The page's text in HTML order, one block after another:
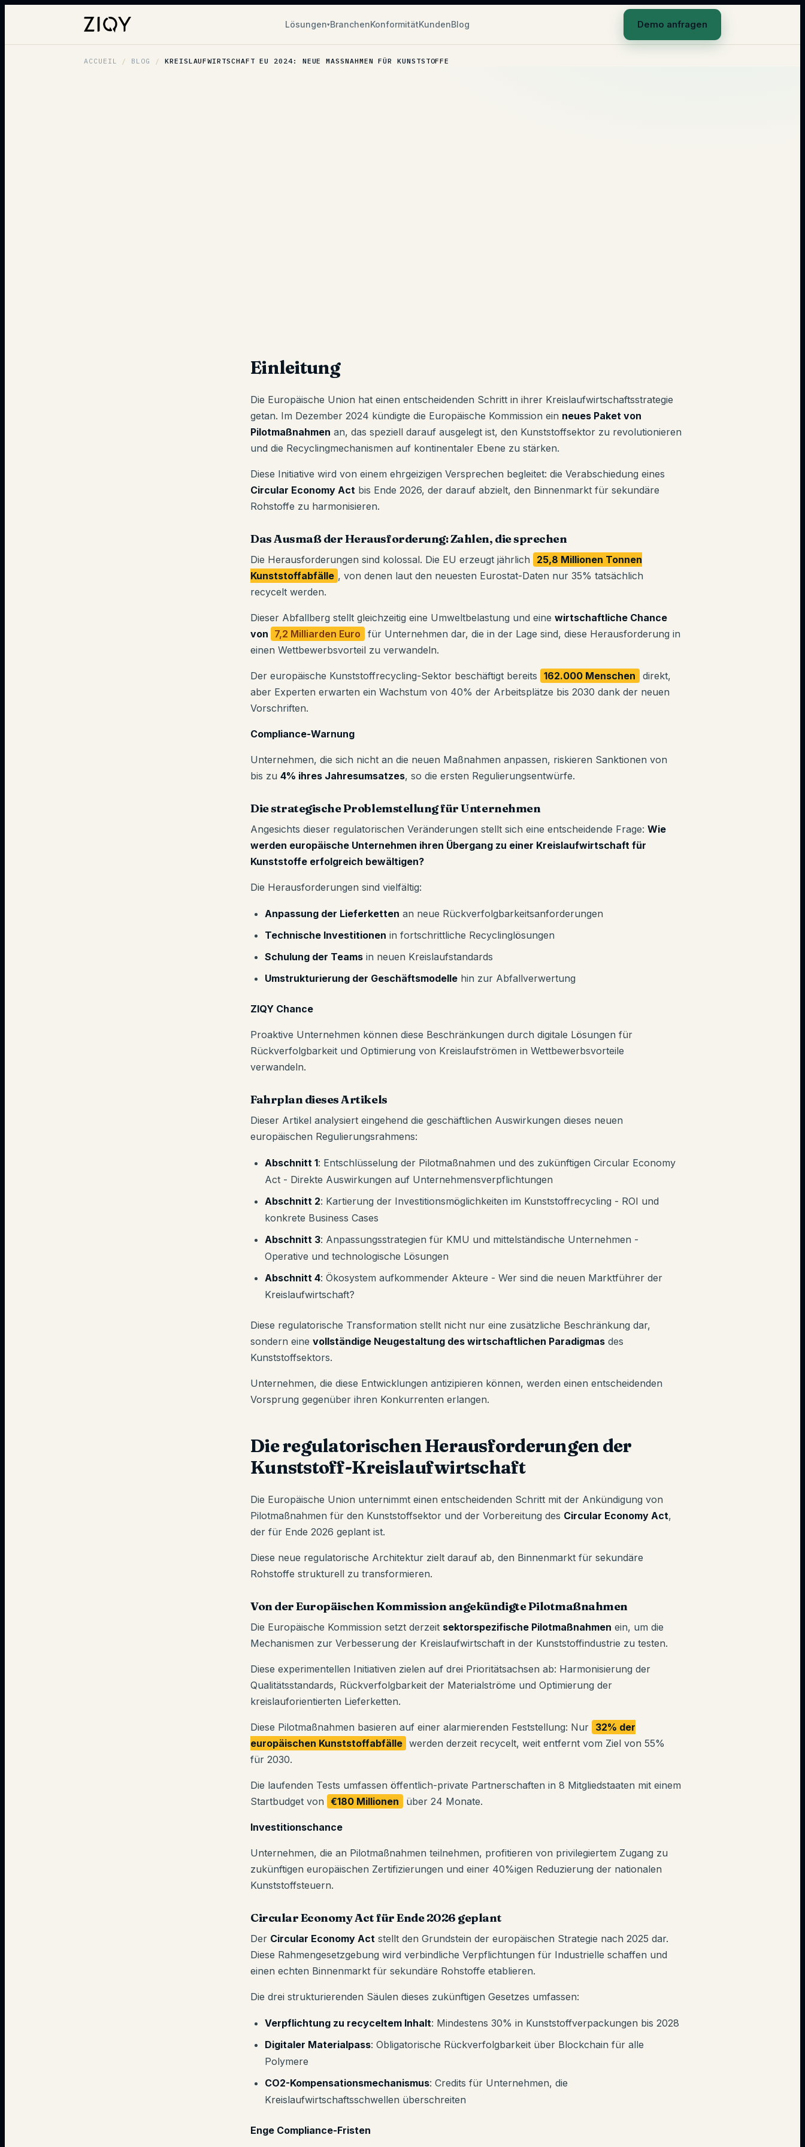
Lösungen▾BranchenKonformitätKundenBlog Demo anfragen
ACCUEIL / BLOG / KREISLAUFWIRTSCHAFT EU 2024: NEUE MASSNAHMEN FÜR KUNSTSTOFFE
Einleitung
Die Europäische Union hat einen entscheidenden Schritt in ihrer Kreislaufwirtschaftsstrategie
getan. Im Dezember 2024 kündigte die Europäische Kommission ein neues Paket von
Pilotmaßnahmen an, das speziell darauf ausgelegt ist, den Kunststoffsektor zu revolutionieren
und die Recyclingmechanismen auf kontinentaler Ebene zu stärken.
Diese Initiative wird von einem ehrgeizigen Versprechen begleitet: die Verabschiedung eines
Circular Economy Act bis Ende 2026, der darauf abzielt, den Binnenmarkt für sekundäre
Rohstoffe zu harmonisieren.
Das Ausmaß der Herausforderung: Zahlen, die sprechen
Die Herausforderungen sind kolossal. Die EU erzeugt jährlich
25,8 Millionen Tonnen
Kunststoffabfälle , von denen laut den neuesten Eurostat-Daten nur 35% tatsächlich
recycelt werden.
Dieser Abfallberg stellt gleichzeitig eine Umweltbelastung und eine wirtschaftliche Chance
von 7,2 Milliarden Euro
für Unternehmen dar, die in der Lage sind, diese Herausforderung in
einen Wettbewerbsvorteil zu verwandeln.
Der europäische Kunststoffrecycling-Sektor beschäftigt bereits 162.000 Menschen
direkt,
aber Experten erwarten ein Wachstum von 40% der Arbeitsplätze bis 2030 dank der neuen
Vorschriften.
Compliance-Warnung
Unternehmen, die sich nicht an die neuen Maßnahmen anpassen, riskieren Sanktionen von
bis zu 4% ihres Jahresumsatzes, so die ersten Regulierungsentwürfe.
Die strategische Problemstellung für Unternehmen
Angesichts dieser regulatorischen Veränderungen stellt sich eine entscheidende Frage: Wie
werden europäische Unternehmen ihren Übergang zu einer Kreislaufwirtschaft für
Kunststoffe erfolgreich bewältigen?
Die Herausforderungen sind vielfältig:
Anpassung der Lieferketten an neue Rückverfolgbarkeitsanforderungen
Technische Investitionen in fortschrittliche Recyclinglösungen
Schulung der Teams in neuen Kreislaufstandards
Umstrukturierung der Geschäftsmodelle hin zur Abfallverwertung
ZIQY Chance
Proaktive Unternehmen können diese Beschränkungen durch digitale Lösungen für
Rückverfolgbarkeit und Optimierung von Kreislaufströmen in Wettbewerbsvorteile
verwandeln.
Fahrplan dieses Artikels
Dieser Artikel analysiert eingehend die geschäftlichen Auswirkungen dieses neuen
europäischen Regulierungsrahmens:
Abschnitt 1: Entschlüsselung der Pilotmaßnahmen und des zukünftigen Circular Economy
Act - Direkte Auswirkungen auf Unternehmensverpflichtungen
Abschnitt 2: Kartierung der Investitionsmöglichkeiten im Kunststoffrecycling - ROI und
konkrete Business Cases
Abschnitt 3: Anpassungsstrategien für KMU und mittelständische Unternehmen -
Operative und technologische Lösungen
Abschnitt 4: Ökosystem aufkommender Akteure - Wer sind die neuen Marktführer der
Kreislaufwirtschaft?
Diese regulatorische Transformation stellt nicht nur eine zusätzliche Beschränkung dar,
sondern eine vollständige Neugestaltung des wirtschaftlichen Paradigmas des
Kunststoffsektors.
Unternehmen, die diese Entwicklungen antizipieren können, werden einen entscheidenden
Vorsprung gegenüber ihren Konkurrenten erlangen.
Die regulatorischen Herausforderungen der
Kunststoff-Kreislaufwirtschaft
Die Europäische Union unternimmt einen entscheidenden Schritt mit der Ankündigung von
Pilotmaßnahmen für den Kunststoffsektor und der Vorbereitung des Circular Economy Act,
der für Ende 2026 geplant ist.
Diese neue regulatorische Architektur zielt darauf ab, den Binnenmarkt für sekundäre
Rohstoffe strukturell zu transformieren.
Von der Europäischen Kommission angekündigte Pilotmaßnahmen
Die Europäische Kommission setzt derzeit sektorspezifische Pilotmaßnahmen ein, um die
Mechanismen zur Verbesserung der Kreislaufwirtschaft in der Kunststoffindustrie zu testen.
Diese experimentellen Initiativen zielen auf drei Prioritätsachsen ab: Harmonisierung der
Qualitätsstandards, Rückverfolgbarkeit der Materialströme und Optimierung der
kreislauforientierten Lieferketten.
Diese Pilotmaßnahmen basieren auf einer alarmierenden Feststellung: Nur 32% der
europäischen Kunststoffabfälle werden derzeit recycelt, weit entfernt vom Ziel von 55%
für 2030.
Die laufenden Tests umfassen öffentlich-private Partnerschaften in 8 Mitgliedstaaten mit einem
Startbudget von
€180 Millionen über 24 Monate.
Investitionschance
Unternehmen, die an Pilotmaßnahmen teilnehmen, profitieren von privilegiertem Zugang zu
zukünftigen europäischen Zertifizierungen und einer 40%igen Reduzierung der nationalen
Kunststoffsteuern.
Circular Economy Act für Ende 2026 geplant
Der Circular Economy Act stellt den Grundstein der europäischen Strategie nach 2025 dar.
Diese Rahmengesetzgebung wird verbindliche Verpflichtungen für Industrielle schaffen und
einen echten Binnenmarkt für sekundäre Rohstoffe etablieren.
Die drei strukturierenden Säulen dieses zukünftigen Gesetzes umfassen:
Verpflichtung zu recyceltem Inhalt: Mindestens 30% in Kunststoffverpackungen bis 2028
Digitaler Materialpass: Obligatorische Rückverfolgbarkeit über Blockchain für alle
Polymere
CO2-Kompensationsmechanismus: Credits für Unternehmen, die
Kreislaufwirtschaftsschwellen überschreiten
Enge Compliance-Fristen